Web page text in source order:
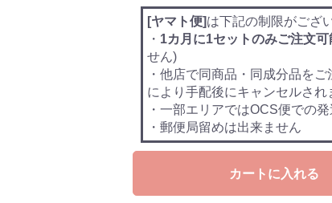
[ヤマト便]は下記の制限がござ
・ 1カ月に1セットのみご注文可
せん)
・他店で同商品・同成分品を
により手配後にキャンセルされ
・一部エリアではOCS便での
・郵便局留めは出来ません
カートに入れる